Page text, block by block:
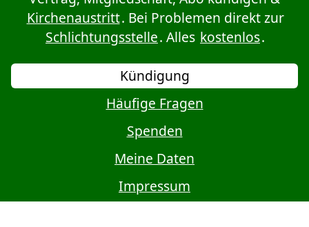
Kirchenaustritt. Bei Problemen direkt zur
Schlichtungsstelle. Alles kostenlos.
Kündigung
Häufige Fragen
Spenden
Meine Daten
Impressum